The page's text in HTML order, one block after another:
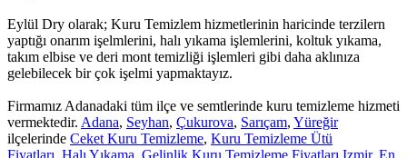
Eylül Dry olarak; Kuru Temizlem hizmetlerinin haricinde terzilern
yaptığı onarım işelmlerini, halı yıkama işlemlerini, koltuk yıkama,
takım elbise ve deri mont temizliği işlemleri gibi daha aklınıza
gelebilecek bir çok işelmi yapmaktayız.
Firmamız Adanadaki tüm ilçe ve semtlerinde kuru temizleme hizmeti
vermektedir. Adana, Seyhan, Çukurova, Sarıçam, Yüreğir
ilçelerinde Ceket Kuru Temizleme, Kuru Temizleme Ütü
Fiyatları, Halı Yıkama, Gelinlik Kuru Temizleme Fiyatları Izmir, En